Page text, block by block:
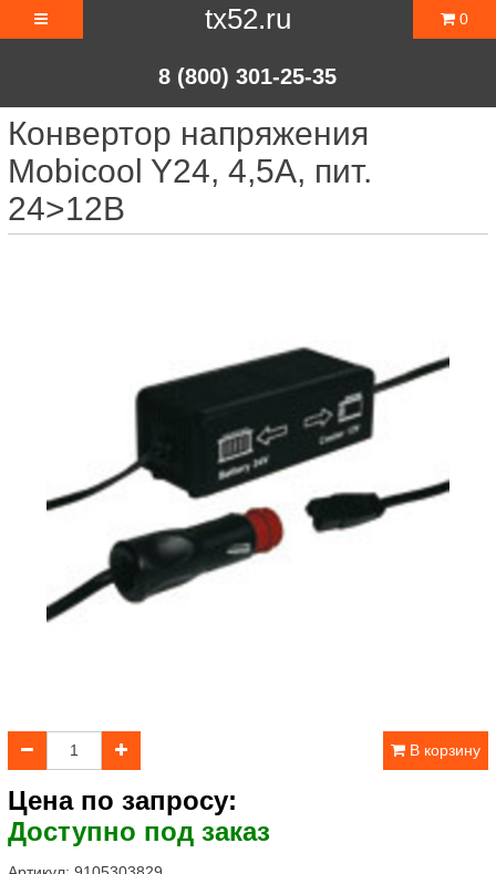
tx52.ru
8 (800) 301-25-35
0
Конвертор напряжения
Mobicool Y24, 4,5A, пит.
24>12В
В корзину
Цена по запросу:
Доступно под заказ